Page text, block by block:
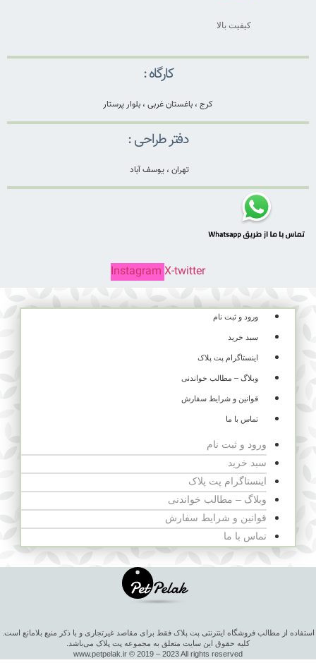
کیفیت بالا
کارگاه :
کرج ، باغستان غربی ، بلوار پرستار
دفتر طراحی :
تهران ، یوسف آباد
Instagram X-twitter
ورود و ثبت نام
سبد خرید
اینستاگرام پت پلاک
وبلاگ – مطالب خواندنی
قوانین و شرایط سفارش
تماس با ما
ورود و ثبت نام
سبد خرید
اینستاگرام پت پلاک
وبلاگ – مطالب خواندنی
قوانین و شرایط سفارش
تماس با ما
استفاده از مطالب فروشگاه اینترنتی پت پلاک فقط برای مقاصد غیرتجاری و با ذکر منبع بلامانع است.
کلیه حقوق این سایت متعلق به مجموعه پت پلاک می‌باشد.
www.petpelak.ir © 2019 – 2023 All rights reserved